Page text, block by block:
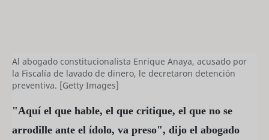
Al abogado constitucionalista Enrique Anaya, acusado por
la Fiscalía de lavado de dinero, le decretaron detención
preventiva. [Getty Images]
"Aquí el que hable, el que critique, el que no se
arrodille ante el ídolo, va preso", dijo el abogado